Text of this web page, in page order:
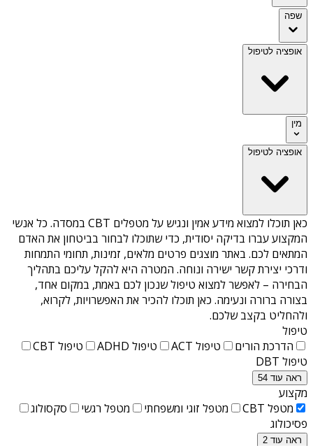
שפה
אופציה לטיפול
מין
אופציה לטיפול
כאן תוכלו למצוא מידע אמין ונגיש על מטפלים CBT במסדה
. כל אנשי
המקצוע עברו בדיקה יסודית, כדי שתוכלו לבחור בביטחון את האדם
המתאים לכם. באתר מוצגים פרטים מלאים, זמינות, תחומי התמחות
ודרכי יצירת קשר ישירה ונוחה. המטרה היא להקל עליכם בתהליך
הבחירה – לאפשר למצוא טיפול שנכון לכם באמת, במקום אחד,
בצורה ברורה ונעימה. כאן תוכלו להכיר את האפשרויות, לקרוא,
ולהחליט בקצב שלכם.
טיפול
הדרכת הורים
טיפול ACT טיפול ADHD
טיפול CBT
טיפול DBT
ראה עוד 54
מקצוע
מטפל CBT
מטפל זוגי ומשפחתי מטפל רגשי
סקסולוג
פסיכולוג
ראה עוד 2